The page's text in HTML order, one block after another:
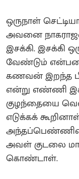
ஒருநாள்
அவனை
இசக்கி. இசக்கி
வேண்டும்
கணவன் இறந்த
என்று எண்ணி
குழந்தையை
எடுக்கக்
அவள் குடலை
கொண்டாள்.